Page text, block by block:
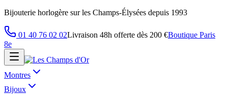
Bijouterie horlogère sur les Champs-Élysées depuis 1993
01 40 76 02 02Livraison 48h offerte dès 200 €Boutique Paris
8e
Montres
Bijoux